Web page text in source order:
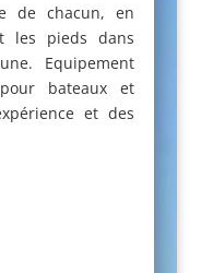
de chacun, en
les pieds dans
Equipement
bateaux et
et des